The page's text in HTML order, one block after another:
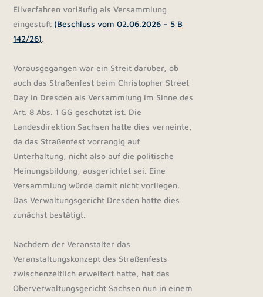
Eilverfahren vorläufig als Versammlung
eingestuft (Beschluss vom 02.06.2026 – 5 B
142/26).
Vorausgegangen war ein Streit darüber, ob
auch das Straßenfest beim Christopher Street
Day in Dresden als Versammlung im Sinne des
Art. 8 Abs. 1 GG geschützt ist. Die
Landesdirektion Sachsen hatte dies verneinte,
da das Straßenfest vorrangig auf
Unterhaltung, nicht also auf die politische
Meinungsbildung, ausgerichtet sei. Eine
Versammlung würde damit nicht vorliegen.
Das Verwaltungsgericht Dresden hatte dies
zunächst bestätigt.
Nachdem der Veranstalter das
Veranstaltungskonzept des Straßenfests
zwischenzeitlich erweitert hatte, hat das
Oberverwaltungsgericht Sachsen nun in einem